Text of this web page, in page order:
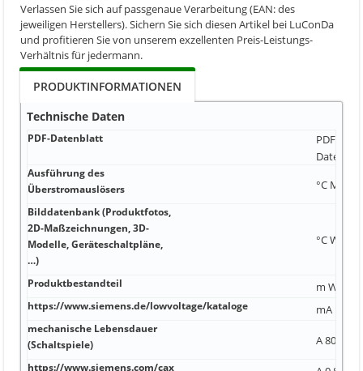
Verlassen Sie sich auf passgenaue Verarbeitung (EAN: des
jeweiligen Herstellers). Sichern Sie sich diesen Artikel bei LuConDa
und profitieren Sie von unserem exzellenten Preis-Leistungs-
Verhältnis für jedermann.
PRODUKTINFORMATIONEN
Technische Daten
PDF-Datenblatt
PDF-
Datei
Ausführung des
Überstromauslösers
°C MHz,
Bilddatenbank (Produktfotos,
2D-Maßzeichnungen, 3D-
Modelle, Geräteschaltpläne,
…)
°C W 10
Produktbestandteil m W S0
https://www.siemens.de/lowvoltage/kataloge mA 1 100
mechanische Lebensdauer
(Schaltspiele)
A 80 mm
https://www.siemens.com/cax